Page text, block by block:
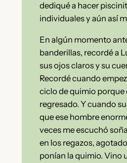
dediqué a hacer
individuales y aún así
En algún momento
banderillas, recordé a
sus ojos claros y su
Recordé cuando
ciclo de quimio porque
regresado. Y cuando
que ese hombre
veces me escuchó
en los regazos,
ponían la quimio. Vino